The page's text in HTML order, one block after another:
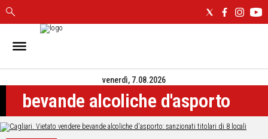
IN
CAGLIARI
SASSARI
NUORO
ORISTANO
venerdì, 7.08.2026
bevande alcoliche d'asporto